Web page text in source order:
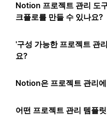
Notion 프로젝트 관리 도
크플로를 만들 수 있나요?
'구성 가능한 프로젝트 관
요?
Notion은 프로젝트 관리
어떤 프로젝트 관리 템플